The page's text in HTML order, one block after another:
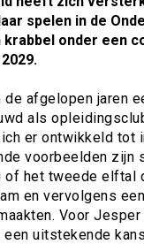
spelen in de
krabbel onder een
de afgelopen jaren
als
er ontwikkeld tot
voorbeelden zijn
of het tweede elftal
en vervolgens
Voor
een uitstekende